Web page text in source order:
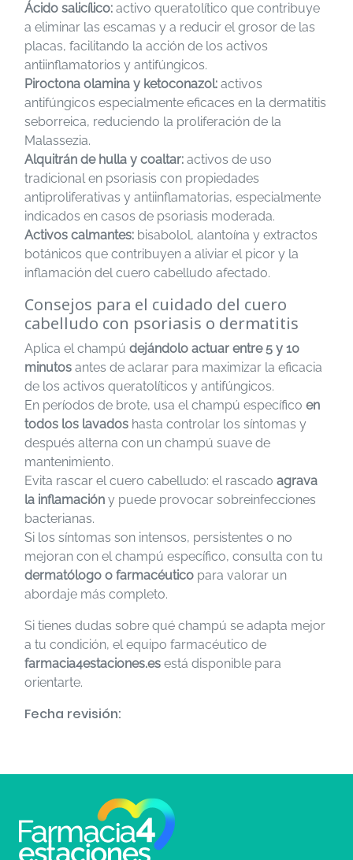
Ácido salicílico: activo queratolítico que contribuye
a eliminar las escamas y a reducir el grosor de las
placas, facilitando la acción de los activos
antiinflamatorios y antifúngicos.
Piroctona olamina y ketoconazol: activos
antifúngicos especialmente eficaces en la dermatitis
seborreica, reduciendo la proliferación de la
Malassezia.
Alquitrán de hulla y coaltar: activos de uso
tradicional en psoriasis con propiedades
antiproliferativas y antiinflamatorias, especialmente
indicados en casos de psoriasis moderada.
Activos calmantes: bisabolol, alantoína y extractos
botánicos que contribuyen a aliviar el picor y la
inflamación del cuero cabelludo afectado.
Consejos para el cuidado del cuero
cabelludo con psoriasis o dermatitis
Aplica el champú dejándolo actuar entre 5 y 10
minutos antes de aclarar para maximizar la eficacia
de los activos queratolíticos y antifúngicos.
En períodos de brote, usa el champú específico en
todos los lavados hasta controlar los síntomas y
después alterna con un champú suave de
mantenimiento.
Evita rascar el cuero cabelludo: el rascado agrava
la inflamación y puede provocar sobreinfecciones
bacterianas.
Si los síntomas son intensos, persistentes o no
mejoran con el champú específico, consulta con tu
dermatólogo o farmacéutico para valorar un
abordaje más completo.
Si tienes dudas sobre qué champú se adapta mejor
a tu condición, el equipo farmacéutico de
farmacia4estaciones.es está disponible para
orientarte.
Fecha revisión: